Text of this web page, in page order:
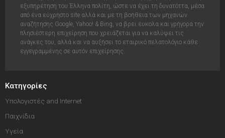
εξυπηρέτηση του Έλληνα πολίτη, ώστε να έχει τη δυνατόττα, μέσα
από ένα εύχρηστο site αλλά και με τη βοήθεια των μηχανών
αναζήτησης Google, Yahoo! & Bing, να βρει έυκολα και γρήγορα την
πλησιέστερη επιχείρηση που χρειάζεται για να καλύψει τις
ανάγκες του, αλλά και να αυξήσει το εταιρικό πελατολόγιο κάθε
εγγεγραμμένης σε αυτόν επιχείρησης.
Κατηγορίες
Υπολογιστές and Internet
Παιχνίδια
Υγεία